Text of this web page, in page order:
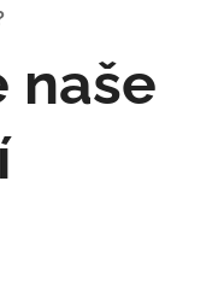
naše